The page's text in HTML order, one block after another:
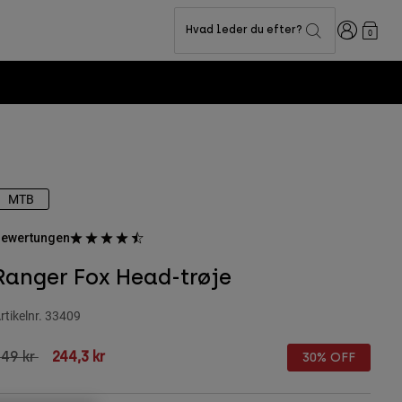
Hvad leder du efter? Logon0
MTB
Fox Head-trøje
33409
reduced from
krto244,3 kr 30% OFF